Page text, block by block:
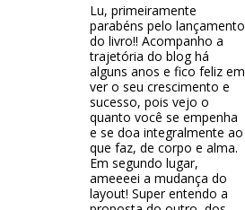
Lu, primeiramente
parabéns pelo lançamento
do livro!! Acompanho a
trajetória do blog há
alguns anos e fico feliz em
ver o seu crescimento e
sucesso, pois vejo o
quanto você se empenha
e se doa integralmente ao
que faz, de corpo e alma.
Em segundo lugar,
ameeeei a mudança do
layout! Super entendo a